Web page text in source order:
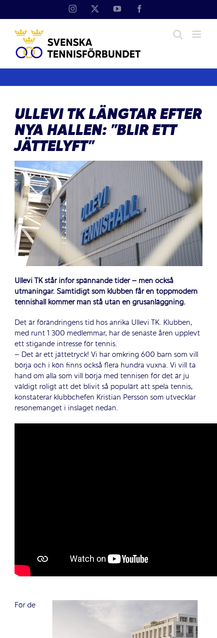
Instagram YouTube
ULLEVI TK LÄNGTAR EFTER
NYA HALLEN: ”BLIR ETT
JÄTTELYFT”
Ullevi TK står inför spännande tider – men också
utmaningar. Samtidigt som klubben får en toppmodern
tennishall kommer man stå utan en grusanläggning.
Det är förändringens tid hos anrika Ullevi TK. Klubben,
med runt 1 300 medlemmar, har de senaste åren upplevt
ett stigande intresse för tennis.
– Det är ett jättetryck! Vi har omkring 600 barn som vill
börja och i kön finns också flera hundra vuxna. Vi vill ta
hand om alla som vill börja med tennisen för det är ju
väldigt roligt att det blivit så populärt att spela tennis,
konstaterar klubbchefen Kristian Persson som utvecklar
resonemanget i inslaget nedan.
För de